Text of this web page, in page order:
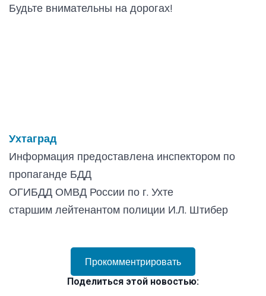
Будьте внимательны на дорогах!
Ухтаград
Информация предоставлена инспектором по
пропаганде БДД
ОГИБДД ОМВД России по г. Ухте
старшим лейтенантом полиции И.Л. Штибер
Прокомментрировать
Поделиться этой новостью: